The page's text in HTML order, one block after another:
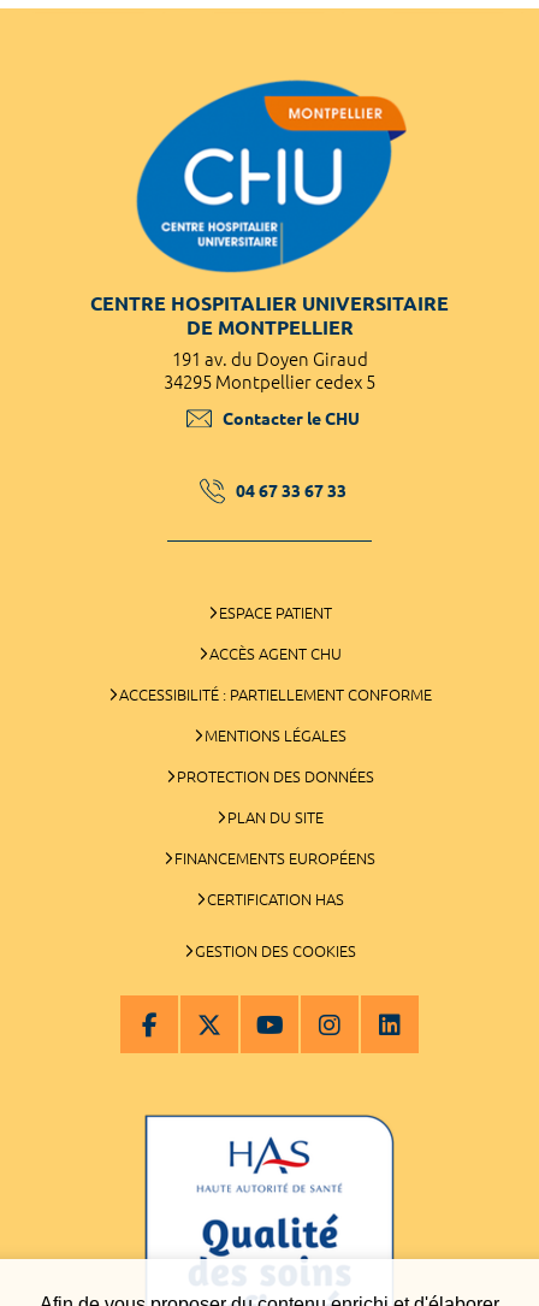
CENTRE HOSPITALIER UNIVERSITAIRE
DE MONTPELLIER
191 av. du Doyen Giraud
34295 Montpellier cedex 5
Contacter le CHU
04 67 33 67 33
ESPACE PATIENT
ACCÈS AGENT CHU
ACCESSIBILITÉ : PARTIELLEMENT CONFORME
MENTIONS LÉGALES
PROTECTION DES DONNÉES
PLAN DU SITE
FINANCEMENTS EUROPÉENS
CERTIFICATION HAS
GESTION DES COOKIES